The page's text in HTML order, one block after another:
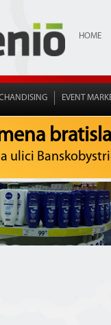
HOME
EVENT
ulici